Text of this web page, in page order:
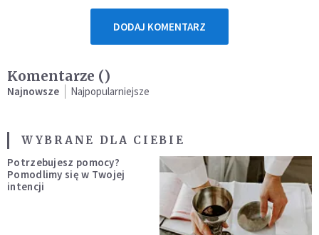
DODAJ KOMENTARZ
Komentarze ()
Najnowsze Najpopularniejsze
WYBRANE DLA CIEBIE
Potrzebujesz pomocy?
Pomodlimy się w Twojej
intencji